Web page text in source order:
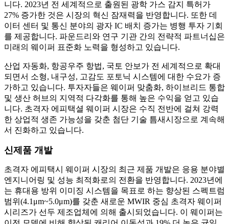
니다. 2023년 전 세계적으로 출원된 광학 가스 감지 특허가
27% 증가한 것은 시장의 혁신 잠재력을 반영합니다. 또한 데
이터 센터 및 통신 분야의 광자 IC 배치 증가는 병행 투자 기회
를 제공합니다. 파운드리와 연구 기관 간의 전략적 파트너십은
미래의 웨이퍼 표준화 노력을 형성하고 있습니다.
산업 자동화, 항공우주 항법, 국토 안보가 전 세계적으로 확대
되면서 소형, 내구성, 고감도 포토닉 시스템에 대한 수요가 증
가하고 있습니다. 투자자들은 웨이퍼 맞춤화, 하이브리드 통합
및 생산 허브의 지역적 다각화를 통해 높은 수익을 얻고 있습
니다. 초격자 에피택셜 웨이퍼 시장은 수직 전반에 걸쳐 강력
한 상업적 생존 가능성을 갖춘 첨단 기술 틈새시장으로 계속해
서 진화하고 있습니다.
신제품 개발
초격자 에피택시 웨이퍼 시장의 최근 제품 개발은 응용 분야별
엔지니어링 및 성능 최적화로의 전환을 반영합니다. 2023년에
는 휴대용 방위 이미징 시스템을 목표로 하는 향상된 스펙트럼
범위(4.1μm~5.0μm)를 갖춘 새로운 MWIR 중심 초격자 웨이퍼
시리즈가 선두 제조업체에 의해 출시되었습니다. 이 웨이퍼는